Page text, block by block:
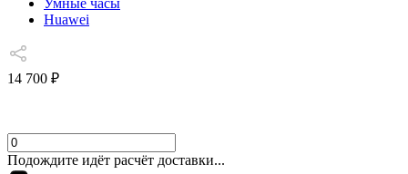
Умные часы
Huawei
14 700 ₽
Подождите идёт расчёт доставки...